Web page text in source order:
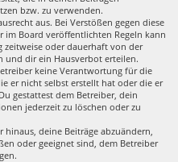
bzw. zu verwenden.
aus. Bei Verstößen gegen diese
im Board veröffentlichten Regeln kann
zeitweise oder dauerhaft von der
und dir ein Hausverbot erteilen.
keine Verantwortung für die
er nicht selbst erstellt hat oder die er
gestattest dem Betreiber, dein
jederzeit zu löschen oder zu
deine Beiträge abzuändern,
oder geeignet sind, dem Betreiber